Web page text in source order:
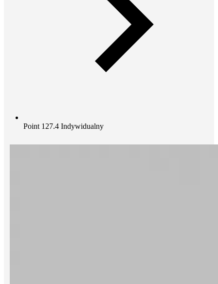
Point 127.4 Indywidualny